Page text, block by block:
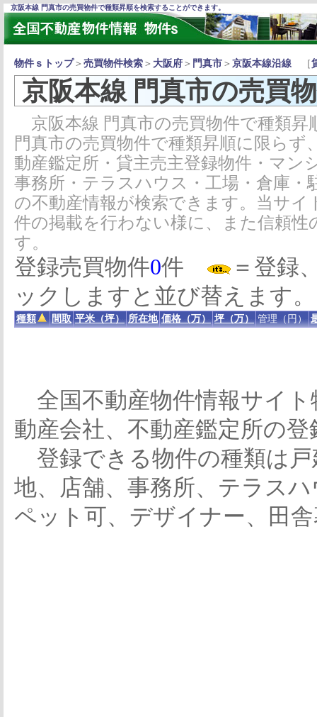
京阪本線 門真市の売買物件で種類昇順を検索することができます。
物件ｓトップ＞ 売買物件検索 ＞ 大阪府 ＞ 門真市 ＞ 京阪本線沿線 ［
京阪本線 門真市の売買
京阪本線 門真市の売買物件で種類
門真市の売買物件で種類昇順に限らず
動産鑑定所・貸主売主登録物件・マン
事務所・テラスハウス・工場・倉庫
の不動産情報が検索できます。当サ
件の掲載を行わない様に、また信頼
す。
登録売買物件0件
＝登録
ックしますと並び替えます。
種類 間取 平米（坪） 所在地 価格（万） 坪（万） 管理（円）
全国不動産物件情報サイト
動産会社、不動産鑑定所の
登録できる物件の種類は
地、店舗、事務所、テラス
ペット可、デザイナー、田